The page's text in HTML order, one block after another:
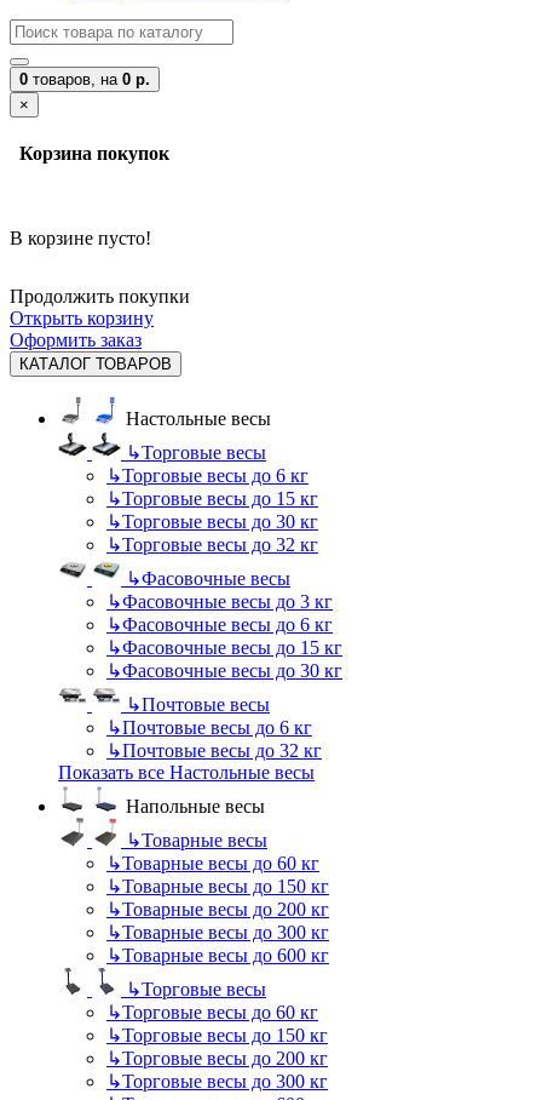
0 товаров, на 0 р.
×
Корзина покупок
В корзине пусто!
Продолжить покупки
Открыть корзину
Оформить заказ
КАТАЛОГ ТОВАРОВ
Настольные весы
↳Торговые весы
↳Торговые весы до 6 кг
↳Торговые весы до 15 кг
↳Торговые весы до 30 кг
↳Торговые весы до 32 кг
↳Фасовочные весы
↳Фасовочные весы до 3 кг
↳Фасовочные весы до 6 кг
↳Фасовочные весы до 15 кг
↳Фасовочные весы до 30 кг
↳Почтовые весы
↳Почтовые весы до 6 кг
↳Почтовые весы до 32 кг
Показать все Настольные весы
Напольные весы
↳Товарные весы
↳Товарные весы до 60 кг
↳Товарные весы до 150 кг
↳Товарные весы до 200 кг
↳Товарные весы до 300 кг
↳Товарные весы до 600 кг
↳Торговые весы
↳Торговые весы до 60 кг
↳Торговые весы до 150 кг
↳Торговые весы до 200 кг
↳Торговые весы до 300 кг